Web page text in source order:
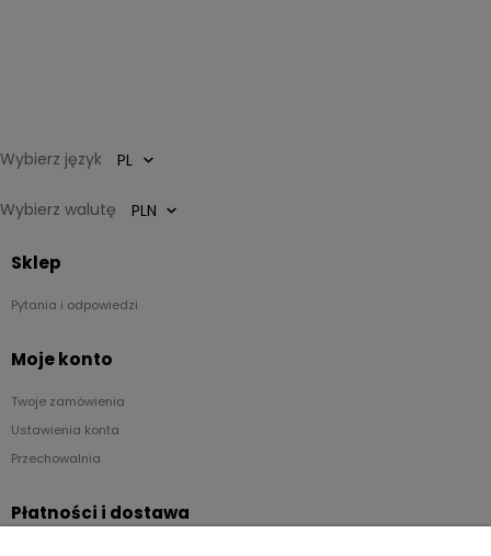
Wybierz język
Wybierz walutę
Sklep
Pytania i odpowiedzi
Moje konto
Twoje zamówienia
Ustawienia konta
Przechowalnia
Płatności i dostawa